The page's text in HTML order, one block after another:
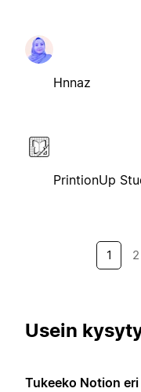
Hnnaz
PrintionUp
1 2
Usein
Tukeeko Notion